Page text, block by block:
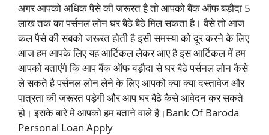
अगर आपको अधिक पैसे की जरूरत है तो आपको बैंक ऑफ बड़ौदा 5
लाख तक का पर्सनल लोन घर बैठे बैठे मिल सकता है। वैसे तो आज
कल पैसे की सबको जरूरत होती है इसी समस्या को दूर करने के लिए
आज हम आपके लिए यह आर्टिकल लेकर आए है इस आर्टिकल में हम
आपको बताएंगे कि आप बैंक ऑफ बड़ौदा से घर बैठे पर्सनल लोन कैसे
ले सकते है पर्सनल लोन लेने के लिए आपको क्या क्या दस्तावेज और
पात्रता की जरूरत पड़ेगी और आप घर बैठे कैसे आवेदन कर सकते
हो। इसके बारे मे आपको हम बताने वाले है।Bank Of Baroda
Personal Loan Apply